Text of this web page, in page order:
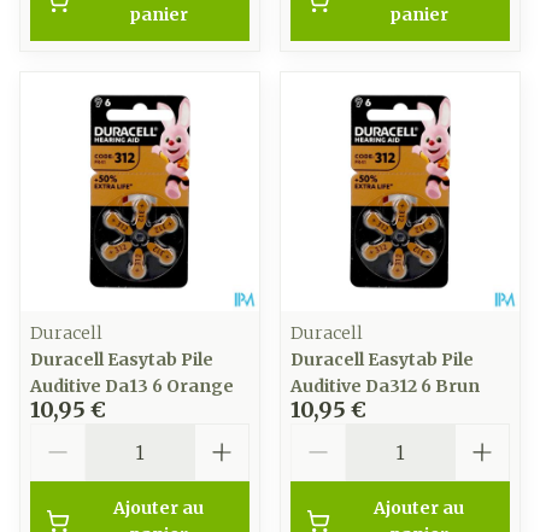
panier
panier
Duracell
Duracell Easytab Pile
Auditive Da13 6 Orange
10,95 €
Ajouter au
Duracell
Duracell Easytab Pile
Auditive Da312 6 Brun
10,95 €
Ajouter au